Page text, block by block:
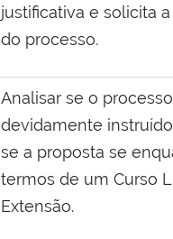
justificativa e solicita
do processo.
Analisar se o
devidamente
se a proposta se
termos de um Curso
Extensão.